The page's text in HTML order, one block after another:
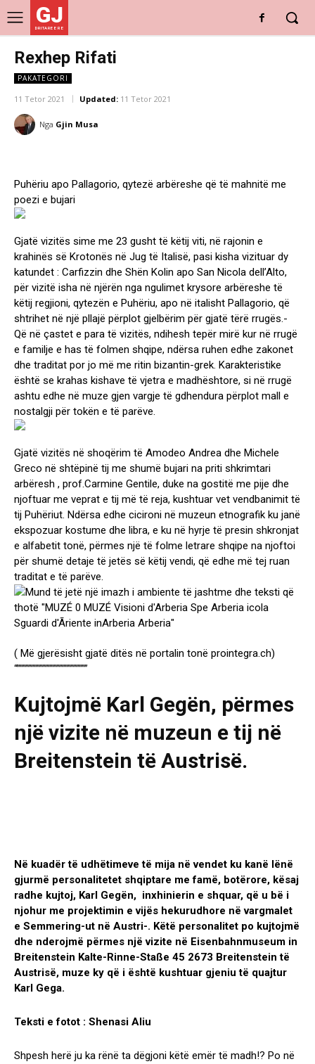
GJ
DRITARE E RE
Rexhep Rifati
PAKATEGORI
11 Tetor 2021 Updated: 11 Tetor 2021
Nga Gjin Musa
Puhëriu apo Pallagorio, qytezë arbëreshe që të mahnitë me
poezi e bujari
Gjatë vizitës sime me 23 gusht të këtij viti, në rajonin e
krahinës së Krotonës në Jug të Italisë, pasi kisha vizituar dy
katundet : Carfizzin dhe Shën Kolin apo San Nicola dell’Alto,
për vizitë isha në njërën nga ngulimet krysore arbëreshe të
këtij regjioni, qytezën e Puhëriu, apo në italisht Pallagorio, që
shtrihet në një pllajë përplot gjelbërim për gjatë tërë rrugës.-
Që në çastet e para të vizitës, ndihesh tepër mirë kur në rrugë
e familje e has të folmen shqipe, ndërsa ruhen edhe zakonet
dhe traditat por jo më me ritin bizantin-grek. Karakteristike
është se krahas kishave të vjetra e madhështore, si në rrugë
ashtu edhe në muze gjen vargje të gdhendura përplot mall e
nostalgji për tokën e të parëve.
Gjatë vizitës në shoqërim të Amodeo Andrea dhe Michele
Greco në shtëpinë tij me shumë bujari na priti shkrimtari
arbëresh , prof.Carmine Gentile, duke na gostitë me pije dhe
njoftuar me veprat e tij më të reja, kushtuar vet vendbanimit të
tij Puhëriut. Ndërsa edhe cicironi në muzeun etnografik ku janë
ekspozuar kostume dhe libra, e ku në hyrje të presin shkronjat
e alfabetit tonë, përmes një të folme letrare shqipe na njoftoi
për shumë detaje të jetës së këtij vendi, që edhe më tej ruan
traditat e të parëve.
( Më gjerësisht gjatë ditës në portalin tonë prointegra.ch)
“”””””””””””””””””””””””””
Kujtojmë Karl Gegën, përmes
një vizite në muzeun e tij në
Breitenstein të Austrisë.
Në kuadër të udhëtimeve të mija në vendet ku kanë lënë
gjurmë personalitetet shqiptare me famë, botërore, kësaj
radhe kujtoj, Karl Gegën, inxhinierin e shquar, që u bë i
njohur me projektimin e vijës hekurudhore në vargmalet
e Semmering-ut në Austri-. Këtë personalitet po kujtojmë
dhe nderojmë përmes një vizite në Eisenbahnmuseum in
Breitenstein Kalte-Rinne-Staße 45 2673 Breitenstein të
Austrisë, muze ky që i është kushtuar gjeniu të quajtur
Karl Gega.
Teksti e fotot : Shenasi Aliu
Shpesh herë ju ka rënë ta dëgjoni këtë emër të madh!? Po në